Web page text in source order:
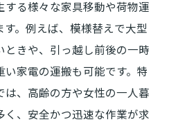
る様々な家具移動や荷物運
。例えば、模様替えで大型
きや、引っ越し前後の一時
家電の運搬も可能です。特
は、高齢の方や女性の一人暮
く、安全かつ迅速な作業が求